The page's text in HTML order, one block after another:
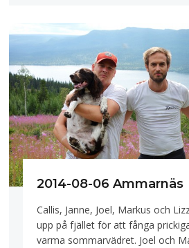
2014-08-06 Ammarnäs
Callis, Janne, Joel, Markus och
upp på fjället för att fånga
varma sommarvädret. Joel och